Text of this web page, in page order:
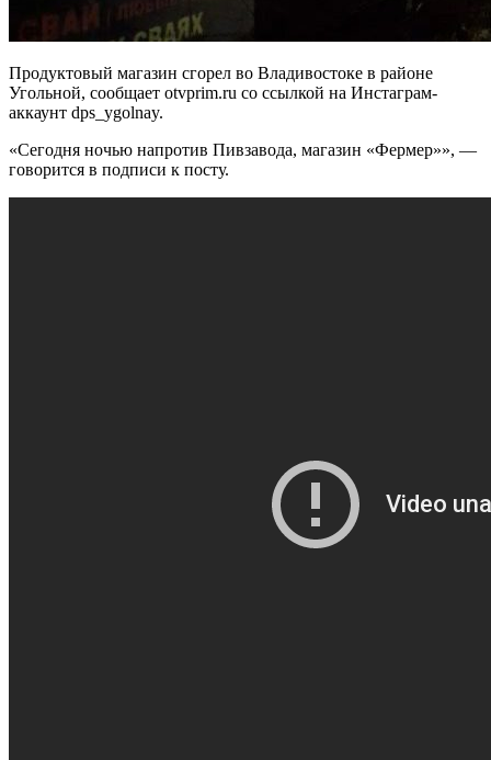
Продуктовый магазин сгорел во Владивостоке в районе
Угольной, сообщает otvprim.ru со ссылкой на Инстаграм-
аккаунт dps_ygolnay.
«Сегодня ночью напротив Пивзавода, магазин «Фермер»», —
говорится в подписи к посту.